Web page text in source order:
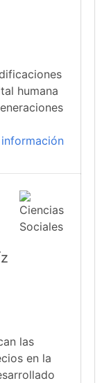
humana
información
las
en la